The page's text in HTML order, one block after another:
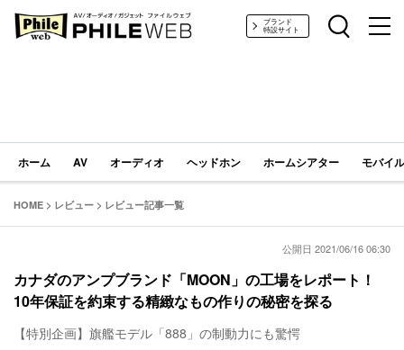
PHILE WEB｜AV/オーディオ/ガジェットブランド
特設サイト
ホーム AV オーディオ ヘッドホン ホームシアター モバイ
HOME > レビュー > レビュー記事一覧
公開日 2021/06/16 06:30
カナダのアンプブランド「MOON」の工場をレポート！
10年保証を約束する精緻なもの作りの秘密を探る
【特別企画】旗艦モデル「888」の制動力にも驚愕